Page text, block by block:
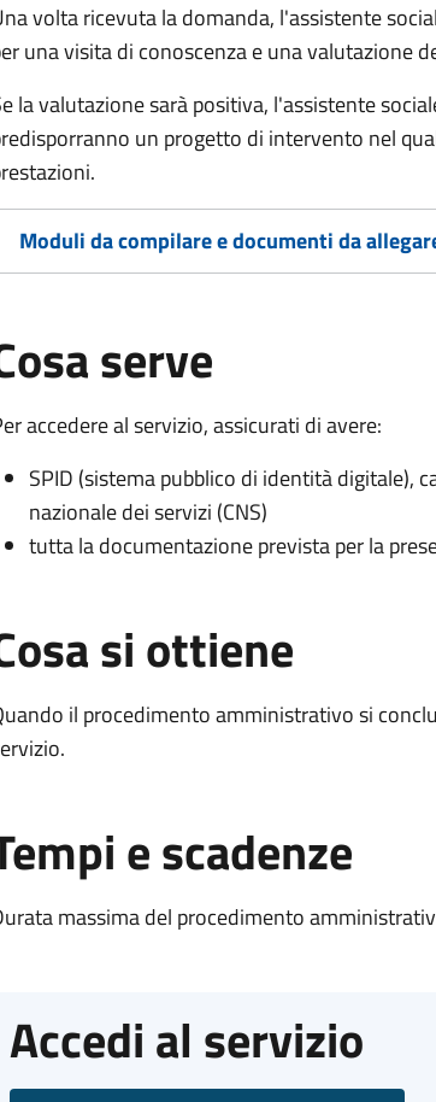
volta ricevuta la domanda, l'assistente
una visita di conoscenza e una valutazione
la valutazione sarà positiva, l'assistente
un progetto di intervento nel
Moduli da compilare e documenti da
serve
accedere al servizio, assicurati di avere:
SPID (sistema pubblico di identità digitale),
nazionale dei servizi (CNS)
tutta la documentazione prevista per la
si ottiene
il procedimento amministrativo si
e scadenze
massima del procedimento
Accedi al servizio